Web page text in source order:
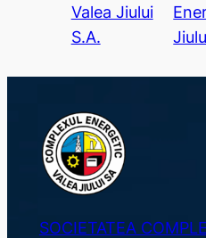
Valea Jiului
S.A.
SOCIETATEA